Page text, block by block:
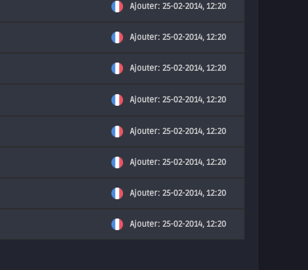
Ajouter: 25-02-2014, 12:20
Ajouter: 25-02-2014, 12:20
Ajouter: 25-02-2014, 12:20
Ajouter: 25-02-2014, 12:20
Ajouter: 25-02-2014, 12:20
Ajouter: 25-02-2014, 12:20
Ajouter: 25-02-2014, 12:20
Ajouter: 25-02-2014, 12:20